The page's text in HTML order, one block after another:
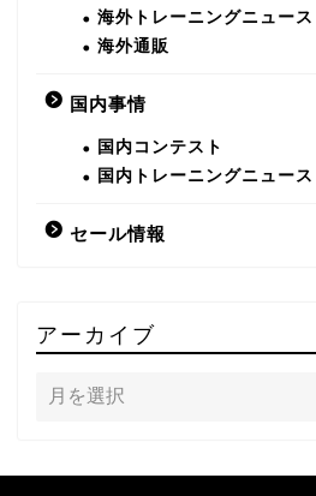
海外トレーニングニュース
海外通販
国内事情
国内コンテスト
国内トレーニングニュース
セール情報
アーカイブ